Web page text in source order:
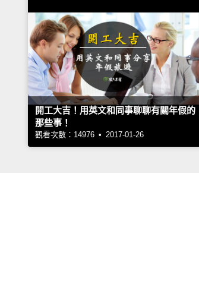
開工大吉！用英文和同事聊聊有關年假的
那些事！
觀看次數：14976 • 2017-01-26